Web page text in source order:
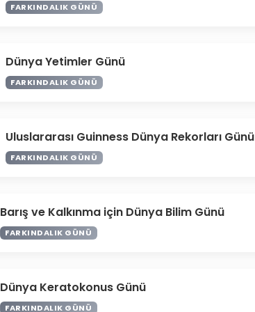
FARKINDALIK GÜNÜ
Dünya Yetimler Günü
FARKINDALIK GÜNÜ
Uluslararası Guinness Dünya Rekorları Günü
FARKINDALIK GÜNÜ
Barış ve Kalkınma için Dünya Bilim Günü
FARKINDALIK GÜNÜ
Dünya Keratokonus Günü
FARKINDALIK GÜNÜ